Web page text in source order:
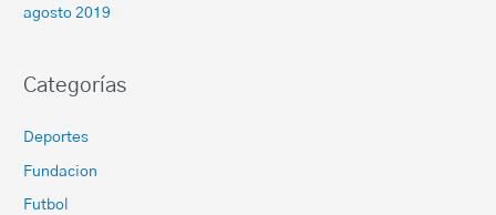
agosto 2019
Categorías
Deportes
Fundacion
Futbol